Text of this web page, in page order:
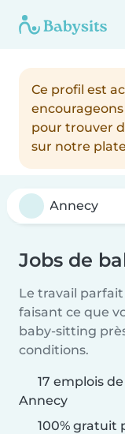
Ce profil est
pour trouver
sur notre
Jobs de
Le travail
faisant ce que
baby-sitting
conditions.
17 emplois
Annecy
100% gratuit